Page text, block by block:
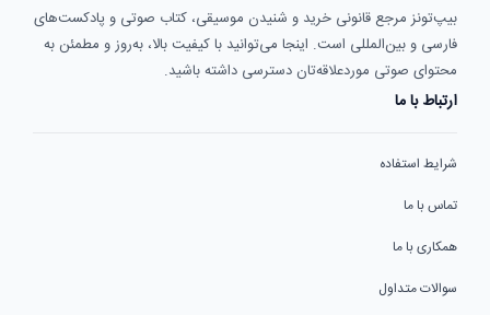
بیپ‌تونز مرجع قانونی خرید و شنیدن موسیقی، کتاب صوتی و پادکست‌های
فارسی و بین‌المللی است. اینجا می‌توانید با کیفیت بالا، به‌روز و مطمئن به
محتوای صوتی موردعلاقه‌تان دسترسی داشته باشید.
ارتباط با ما
شرایط استفاده
تماس با ما
همکاری با ما
سوالات متداول